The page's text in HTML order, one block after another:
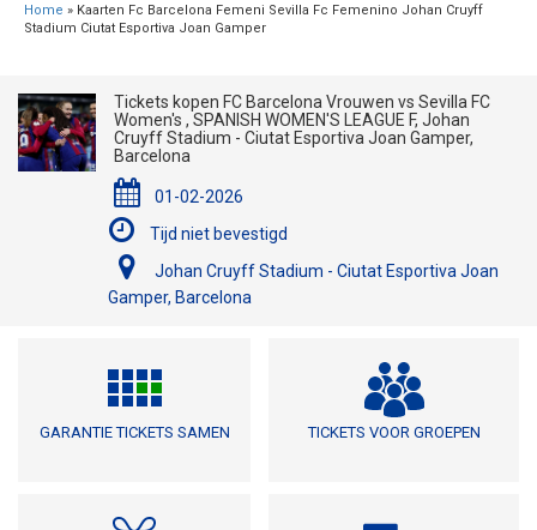
Home » Kaarten Fc Barcelona Femeni Sevilla Fc Femenino Johan Cruyff
Stadium Ciutat Esportiva Joan Gamper
Tickets kopen FC Barcelona Vrouwen vs Sevilla FC
Women's , SPANISH WOMEN'S LEAGUE F, Johan
Cruyff Stadium - Ciutat Esportiva Joan Gamper,
Barcelona
01-02-2026
Tijd niet bevestigd
Johan Cruyff Stadium - Ciutat Esportiva Joan
Gamper, Barcelona
GARANTIE TICKETS SAMEN TICKETS VOOR GROEPEN